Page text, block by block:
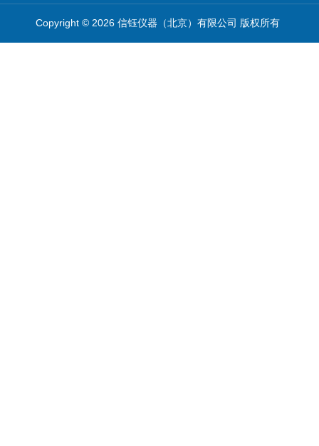
Copyright © 2026 信钰仪器（北京）有限公司 版权所有